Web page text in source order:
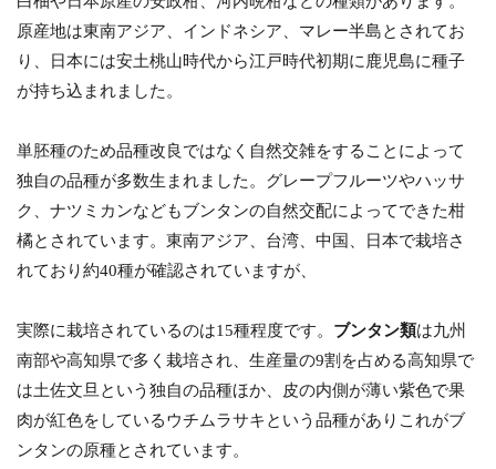
原産地は東南アジア、インドネシア、マレー半島とされてお
り、日本には安土桃山時代から江戸時代初期に鹿児島に種子
が持ち込まれました。
単胚種のため品種改良ではなく自然交雑をすることによって
独自の品種が多数生まれました。グレープフルーツやハッサ
ク、ナツミカンなどもブンタンの自然交配によってできた柑
橘とされています。東南アジア、台湾、中国、日本で栽培さ
れており約40種が確認されていますが、
実際に栽培されているのは15種程度です。 ブンタン類は九州
南部や高知県で多く栽培され、生産量の9割を占める高知県で
は土佐文旦という独自の品種ほか、皮の内側が薄い紫色で果
肉が紅色をしているウチムラサキという品種がありこれがブ
ンタンの原種とされています。